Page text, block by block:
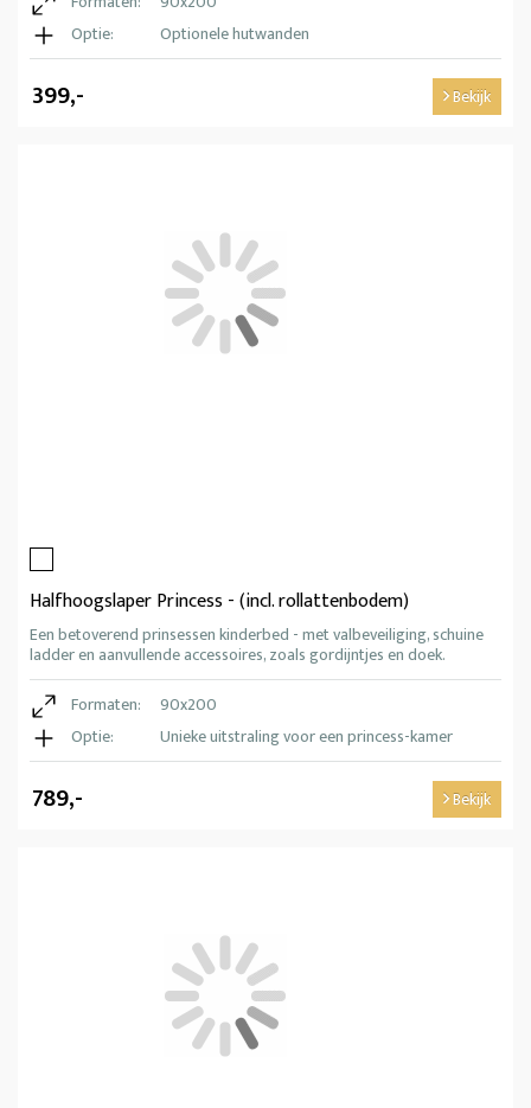
Optie:
Optionele hutwanden
399,- Bekijk
Halfhoogslaper Princess - (incl. rollattenbodem)
Een betoverend prinsessen kinderbed - met valbeveiliging, schuine
ladder en aanvullende accessoires, zoals gordijntjes en doek.
Formaten:
90x200
Optie:
Unieke uitstraling voor een princess-kamer
789,- Bekijk